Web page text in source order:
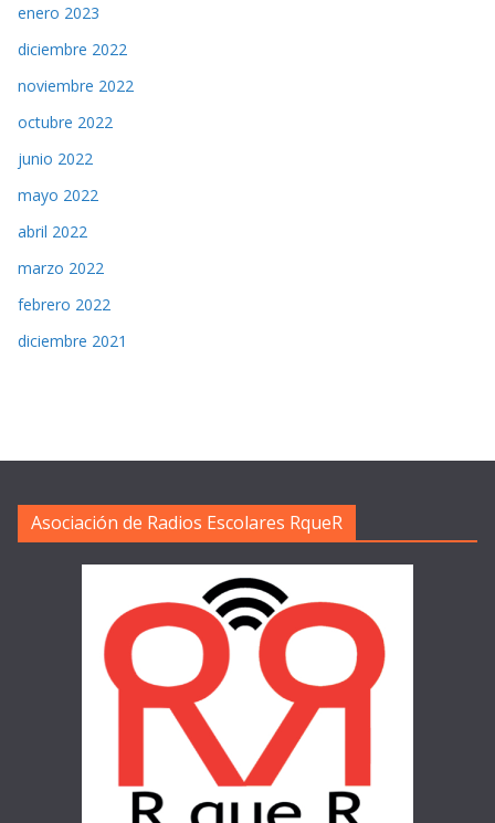
enero 2023
diciembre 2022
noviembre 2022
octubre 2022
junio 2022
mayo 2022
abril 2022
marzo 2022
febrero 2022
diciembre 2021
Asociación de Radios Escolares RqueR